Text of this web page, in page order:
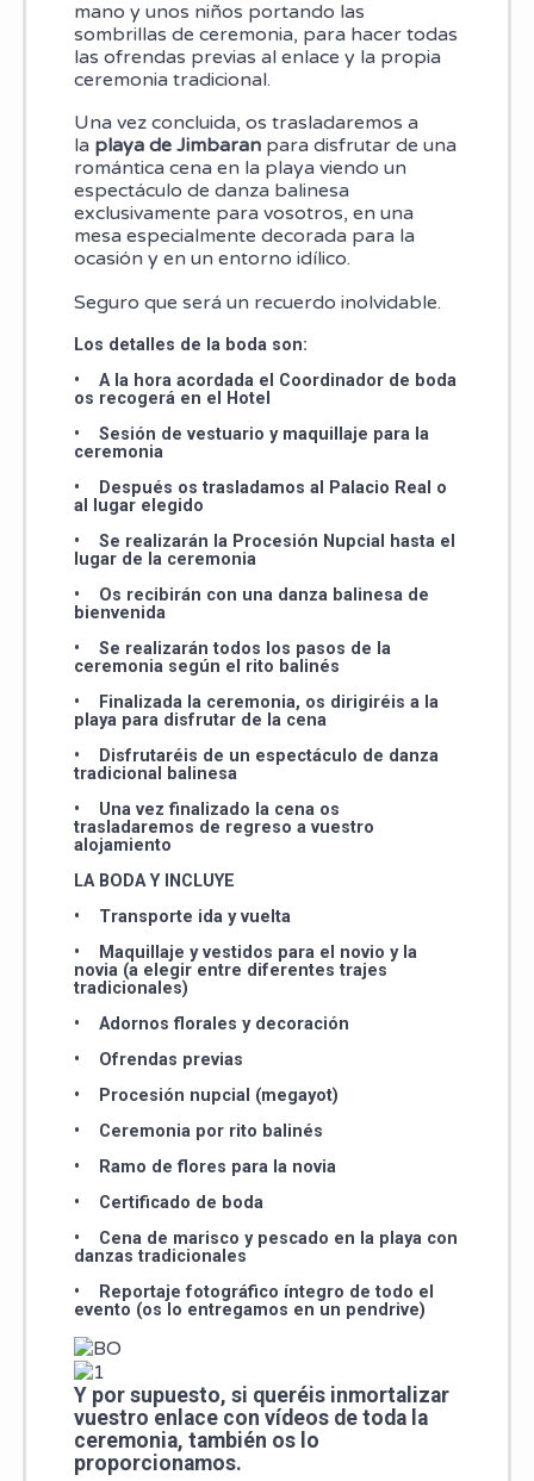
mano y unos niños portando las
sombrillas de ceremonia, para hacer todas
las ofrendas previas al enlace y la propia
ceremonia tradicional.
Una vez concluida, os trasladaremos a
la playa de Jimbaranpara disfrutar de una
romántica cena en la playa viendo un
espectáculo de danza balinesa
exclusivamente para vosotros, en una
mesa especialmente decorada para la
ocasión y en un entorno idílico.
Seguro que será un recuerdo inolvidable.
Los detalles de la boda son:
• A la hora acordada el Coordinador de boda
os recogerá en el Hotel
• Sesión de vestuario y maquillaje para la
ceremonia
• Después os trasladamos al Palacio Real o
al lugar elegido
• Se realizarán la Procesión Nupcial hasta el
lugar de la ceremonia
• Os recibirán con una danza balinesa de
bienvenida
• Se realizarán todos los pasos de la
ceremonia según el rito balinés
• Finalizada la ceremonia, os dirigiréis a la
playa para disfrutar de la cena
• Disfrutaréis de un espectáculo de danza
tradicional balinesa
• Una vez finalizado la cena os
trasladaremos de regreso a vuestro
alojamiento
LA BODA Y INCLUYE
• Transporte ida y vuelta
• Maquillaje y vestidos para el novio y la
novia (a elegir entre diferentes trajes
tradicionales)
• Adornos florales y decoración
• Ofrendas previas
• Procesión nupcial (megayot)
• Ceremonia por rito balinés
• Ramo de flores para la novia
• Certificado de boda
• Cena de marisco y pescado en la playa con
danzas tradicionales
• Reportaje fotográfico íntegro de todo el
evento (os lo entregamos en un pendrive)
Y por supuesto, si queréis inmortalizar
vuestro enlace con vídeos de toda la
ceremonia, también os lo
proporcionamos.